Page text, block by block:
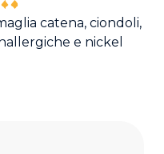
catena, ciondoli,
e nickel